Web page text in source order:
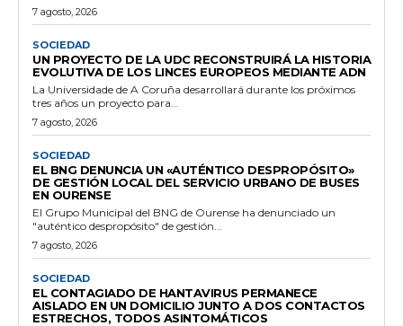
7 agosto, 2026
SOCIEDAD
UN PROYECTO DE LA UDC RECONSTRUIRÁ LA HISTORIA
EVOLUTIVA DE LOS LINCES EUROPEOS MEDIANTE ADN
La Universidade de A Coruña desarrollará durante los próximos
tres años un proyecto para...
7 agosto, 2026
SOCIEDAD
EL BNG DENUNCIA UN «AUTÉNTICO DESPROPÓSITO»
DE GESTIÓN LOCAL DEL SERVICIO URBANO DE BUSES
EN OURENSE
El Grupo Municipal del BNG de Ourense ha denunciado un
"auténtico despropósito" de gestión...
7 agosto, 2026
SOCIEDAD
EL CONTAGIADO DE HANTAVIRUS PERMANECE
AISLADO EN UN DOMICILIO JUNTO A DOS CONTACTOS
ESTRECHOS, TODOS ASINTOMÁTICOS